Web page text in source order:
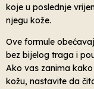
koje u poslednje
njegu kože.
Ove formule
bez bijelog traga i
Ako vas zanima
kožu, nastavite da